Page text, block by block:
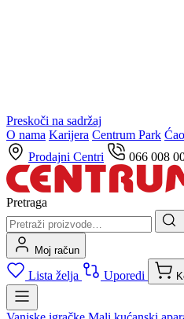
Preskoči na sadržaj
O nama Karijera Centrum Park
Prodajni Centri
066 008
Pretraga
Moj račun
Lista želja Uporedi